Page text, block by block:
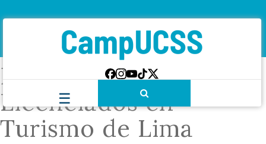
Etiqueta:Colegio de
Licenciados en
Turismo de Lima